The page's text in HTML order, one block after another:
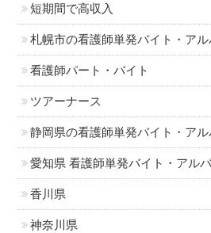
短期間で高収入
札幌市の看護師単発バイト・ア
看護師パート・バイト
ツアーナース
静岡県の看護師単発バイト・アル
愛知県 看護師単発バイト・アル
香川県
神奈川県